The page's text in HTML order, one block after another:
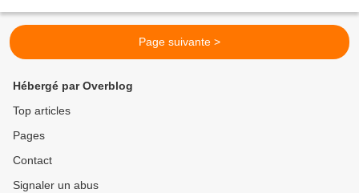
Page suivante >
Hébergé par Overblog
Top articles
Pages
Contact
Signaler un abus